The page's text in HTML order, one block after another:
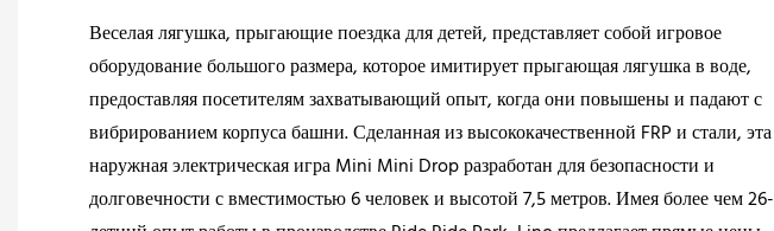
Веселая лягушка, прыгающие поездка для детей, представляет собой игровое
оборудование большого размера, которое имитирует прыгающая лягушка в воде,
предоставляя посетителям захватывающий опыт, когда они повышены и падают с
вибрированием корпуса башни. Сделанная из высококачественной FRP и стали, эта
наружная электрическая игра Mini Mini Drop разработан для безопасности и
долговечности с вместимостью 6 человек и высотой 7,5 метров. Имея более чем 26-